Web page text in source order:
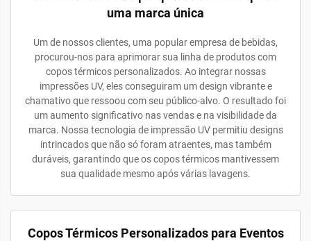
uma marca única
Um de nossos clientes, uma popular empresa de bebidas,
procurou-nos para aprimorar sua linha de produtos com
copos térmicos personalizados. Ao integrar nossas
impressões UV, eles conseguiram um design vibrante e
chamativo que ressoou com seu público-alvo. O resultado foi
um aumento significativo nas vendas e na visibilidade da
marca. Nossa tecnologia de impressão UV permitiu designs
intrincados que não só foram atraentes, mas também
duráveis, garantindo que os copos térmicos mantivessem
sua qualidade mesmo após várias lavagens.
Copos Térmicos Personalizados para Eventos